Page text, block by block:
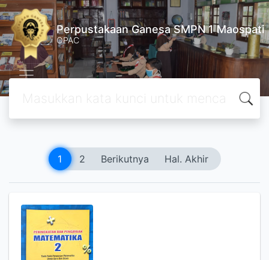
Perpustakaan Ganesa SMPN 1 Maospati
OPAC
1 2 Berikutnya Hal. Akhir